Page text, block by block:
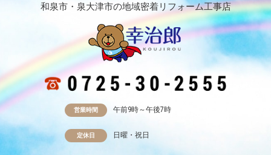
和泉市・泉大津市の地域密着リフォーム工事店
営業時間 午前9時～午後7時
定休日 日曜・祝日